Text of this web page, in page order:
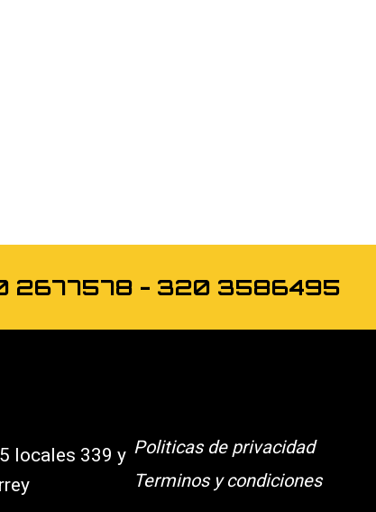
2677578 - 320 3586495
locales 339 y Politicas de privacidad
Terminos y condiciones